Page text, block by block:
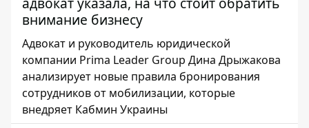
внимание бизнесу
Адвокат и руководитель юридической
компании Prima Leader Group Дина Дрыжакова
анализирует новые правила бронирования
сотрудников от мобилизации, которые
внедряет Кабмин Украины